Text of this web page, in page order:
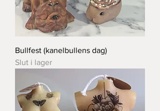
Bullfest (kanelbullens dag)
Slut i lager